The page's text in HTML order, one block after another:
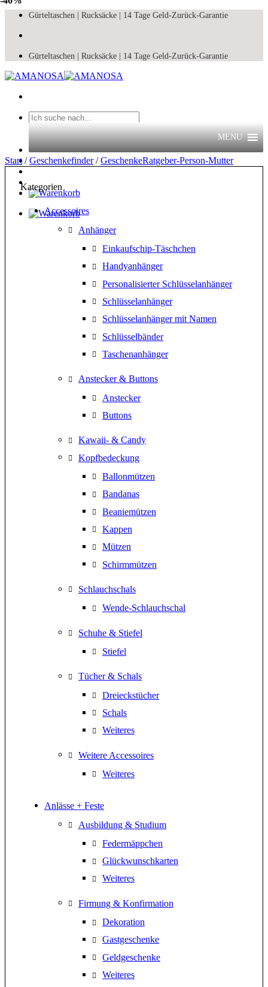
Zum
springen
Gürteltaschen | Rucksäcke | 14 Tage Geld-Zurück-Garantie
Gürteltaschen | Rucksäcke | 14 Tage Geld-Zurück-Garantie
Suchen
nach:
MENU
Start / Geschenkefinder / GeschenkeRatgeber-Person-Mutter
Kategorien
Accessoires
Anhänger
Einkaufschip-Täschchen
Handyanhänger
Personalisierter Schlüsselanhänger
Schlüsselanhänger
Schlüsselanhänger mit Namen
Schlüsselbänder
Taschenanhänger
Anstecker & Buttons
Anstecker
Buttons
Kawaii- & Candy
Kopfbedeckung
Ballonmützen
Bandanas
Beaniemützen
Kappen
Mützen
Schirmmützen
Schlauchschals
Wende-Schlauchschal
Schuhe & Stiefel
Stiefel
Tücher & Schals
Dreieckstücher
Schals
Weiteres
Weitere Accessoires
Weiteres
Anlässe + Feste
Ausbildung & Studium
Federmäppchen
Glückwunschkarten
Weiteres
Firmung & Konfirmation
Dekoration
Gastgeschenke
Geldgeschenke
Weiteres